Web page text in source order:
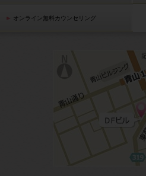
オンライン無料カウンセリング